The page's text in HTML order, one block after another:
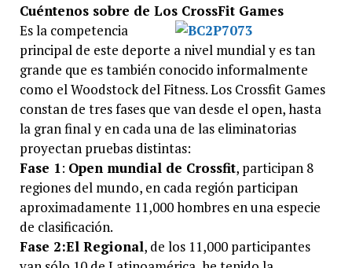
Cuéntenos sobre de Los CrossFit Games
Es la competencia
principal de este deporte a nivel mundial y es tan
grande que es también conocido informalmente
como el Woodstock del Fitness. Los Crossfit Games
constan de tres fases que van desde el open, hasta
la gran final y en cada una de las eliminatorias
proyectan pruebas distintas:
Fase 1: Open mundial de Crossfit, participan 8
regiones del mundo, en cada región participan
aproximadamente 11,000 hombres en una especie
de clasificación.
Fase 2:El Regional, de los 11,000 participantes